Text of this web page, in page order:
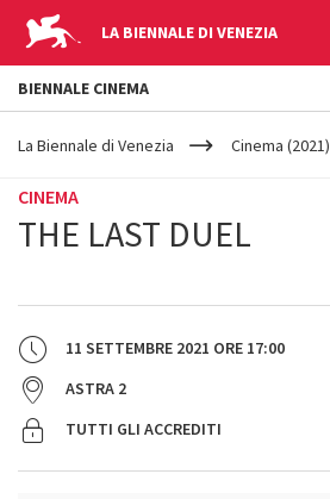
LA BIENNALE DI VENEZIA
YOUR
ARE
La Biennale di Venezia Cinema (2021)
CINEMA
THE LAST DUEL
11 SETTEMBRE 2021 ORE 17:00
ASTRA 2
TUTTI GLI ACCREDITI
BIENNALE CINEMA